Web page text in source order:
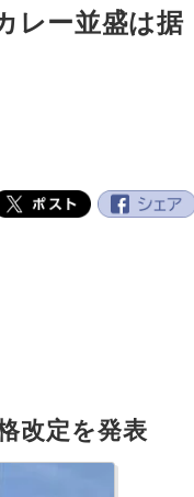
レー並盛は据
改定を発表